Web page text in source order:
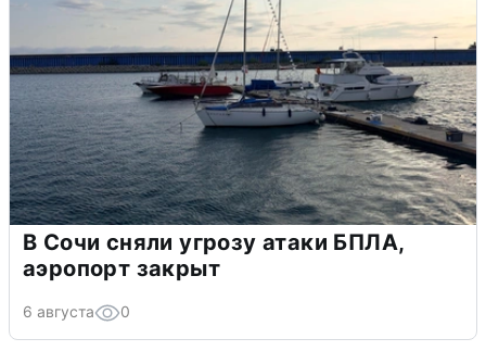
В Сочи сняли угрозу атаки БПЛА,
аэропорт закрыт
6 августа 0